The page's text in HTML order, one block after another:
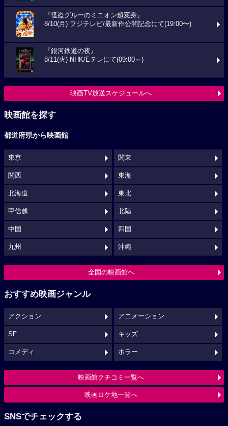
『怪盗グルーのミニオン超変身』
8/10(月) フジテレビ/最新作公開記念にて(19:00〜)
『銀河鉄道の夜』
8/11(火) NHK/Eテレにて(09:00～)
映画TV放送スケジュールへ
映画館を探す
都道府県から映画館
東京 関東
関西 東海
北海道 東北
甲信越 北陸
中国 四国
九州 沖縄
全国の映画館へ
おすすめ映画ジャンル
アクション アニメーション
SF キッズ
コメディ ホラー
映画館クチコミ一覧へ
映画ロケ地一覧へ
SNSでチェックする